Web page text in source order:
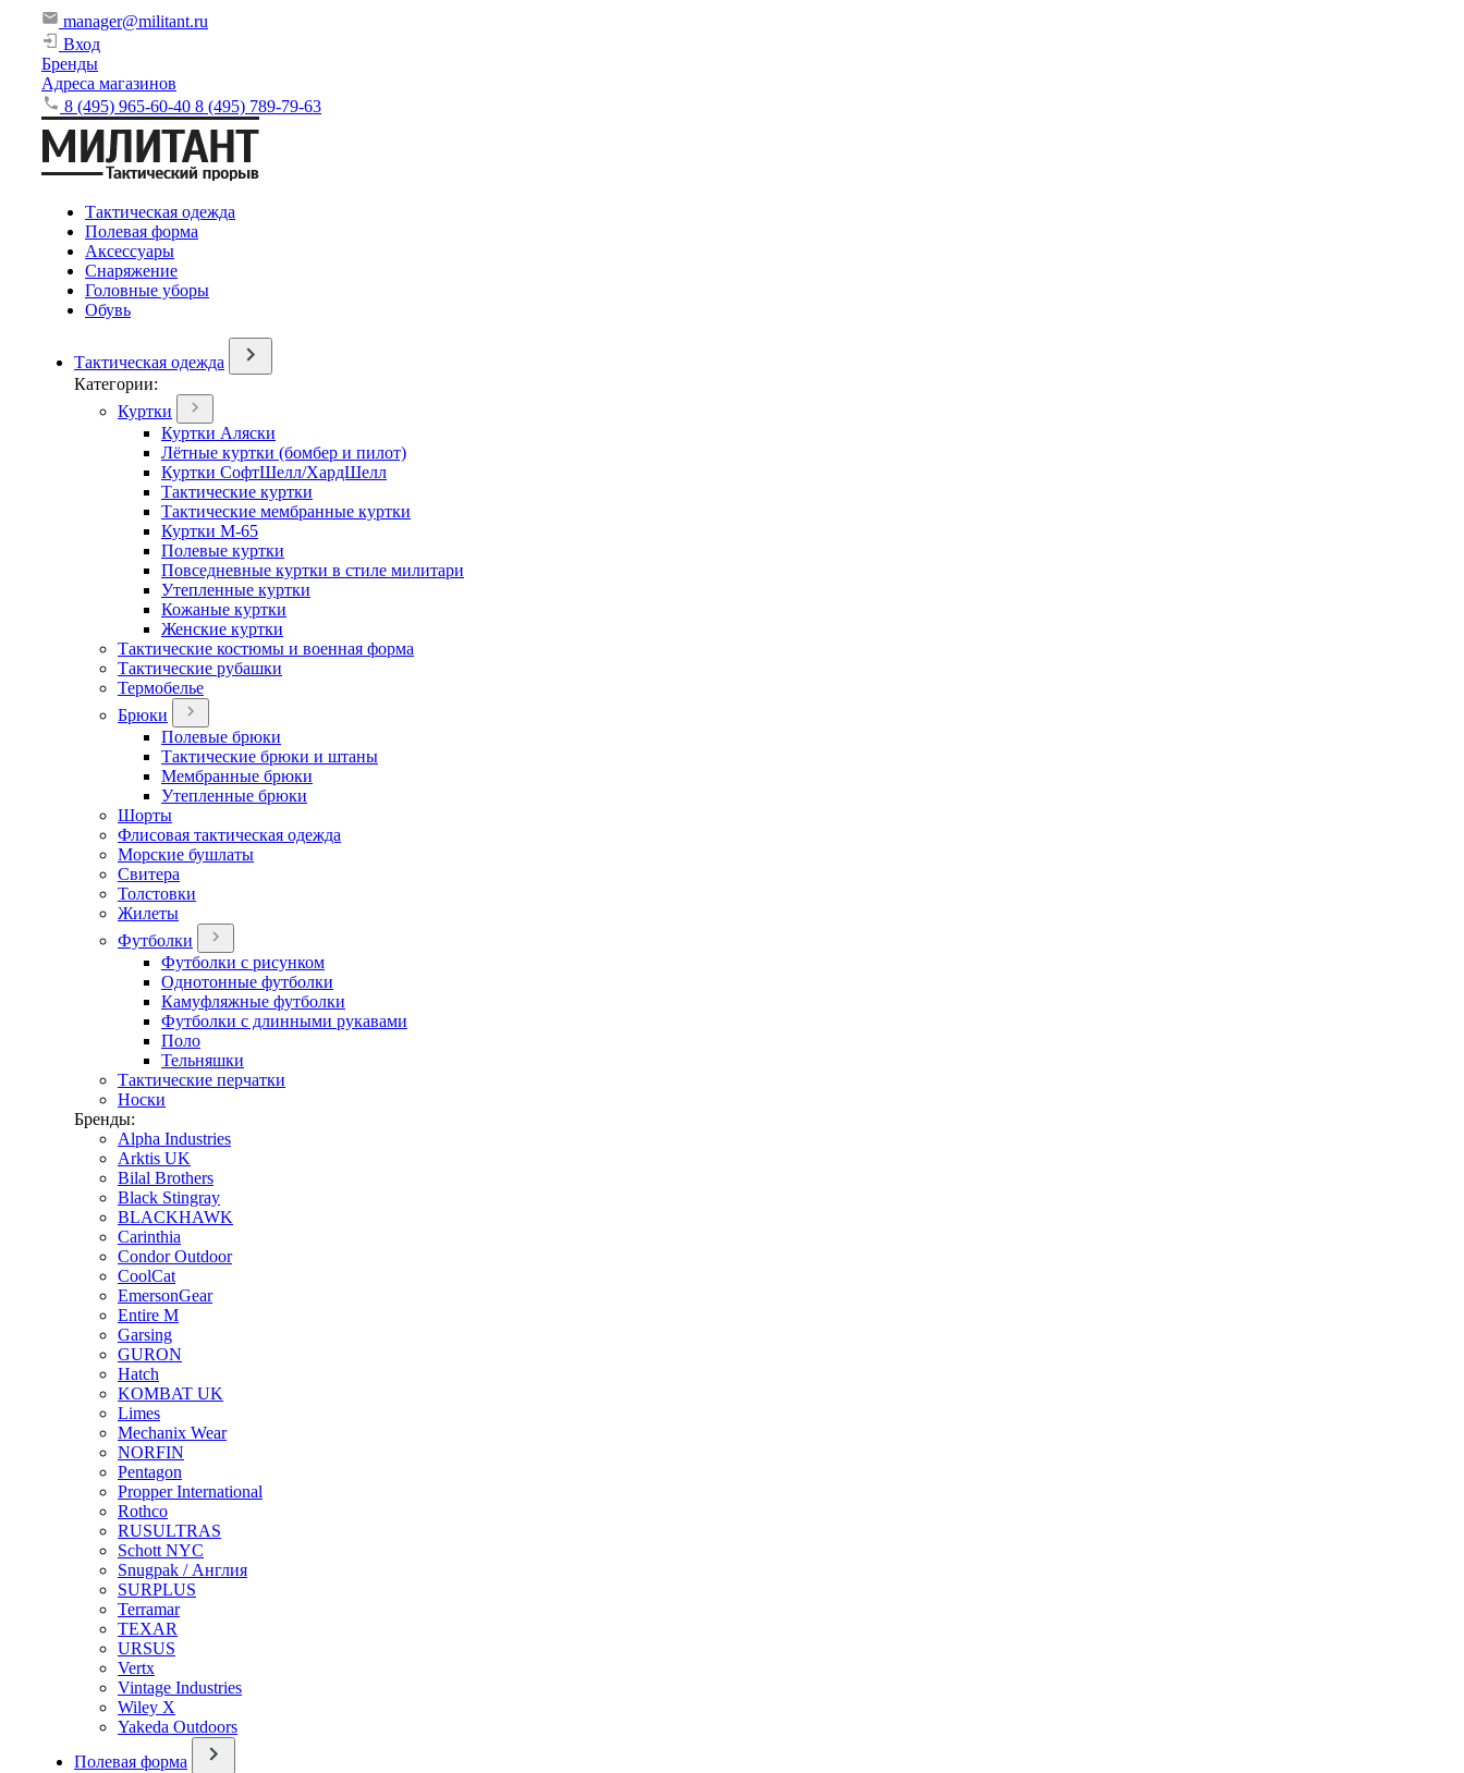
manager@militant.ru
Вход
Бренды
Адреса магазинов
8 (495) 965-60-40 8 (495) 789-79-63
Тактическая одежда
Полевая форма
Аксессуары
Снаряжение
Головные уборы
Обувь
Тактическая одежда
Категории:
Куртки
Куртки Аляски
Лётные куртки (бомбер и пилот)
Куртки СофтШелл/ХардШелл
Тактические куртки
Тактические мембранные куртки
Куртки М-65
Полевые куртки
Повседневные куртки в стиле милитари
Утепленные куртки
Кожаные куртки
Женские куртки
Тактические костюмы и военная форма
Тактические рубашки
Термобелье
Брюки
Полевые брюки
Тактические брюки и штаны
Мембранные брюки
Утепленные брюки
Шорты
Флисовая тактическая одежда
Морские бушлаты
Свитера
Толстовки
Жилеты
Футболки
Футболки с рисунком
Однотонные футболки
Камуфляжные футболки
Футболки с длинными рукавами
Поло
Тельняшки
Тактические перчатки
Носки
Бренды:
Alpha Industries
Arktis UK
Bilal Brothers
Black Stingray
BLACKHAWK
Carinthia
Condor Outdoor
CoolCat
EmersonGear
Entire M
Garsing
GURON
Hatch
KOMBAT UK
Limes
Mechanix Wear
NORFIN
Pentagon
Propper International
Rothco
RUSULTRAS
Schott NYC
Snugpak / Англия
SURPLUS
Terramar
TEXAR
URSUS
Vertx
Vintage Industries
Wiley X
Yakeda Outdoors
Полевая форма